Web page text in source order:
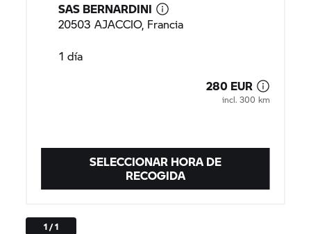
1 / 1
SELECCIONAR HORA DE
RECOGIDA
SAS BERNARDINI
20503 AJACCIO, Francia
1 día
280 EUR
incl. 300 km